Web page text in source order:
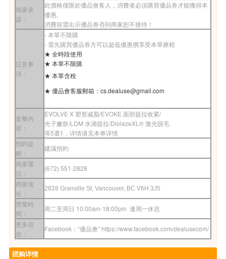
商家承
諾：
此價格僅限於優品會客人，消費者必須購買優品券才能獲得本
優惠,
消費前需出示優品券否則商家恕不接待！
註意事
項：
-本單不限購
- 需先購買優品券方可以超低優惠價享受本單療程
★ 全時段使用
★ 本單不限購
★ 本單含稅
★ 優品會客服郵箱： cs.dealuse@gmail.com
套餐內
容：
EVOLVE X 塑形减脂/EVOKE 面部提拉收紧/
光子嫩肤/LDM 水滴提拉/DiolazeXL® 激光脱毛
等5選1，详情请见本单详情
預約提
醒：
建議預約
商家電
話：
(672) 551-2828
商家地
址：
2828 Granville St, Vancouver, BC V6H 3J5
營業時
間：
周二至周日 10:00am-18:00pm 逢周一休息
更多信
息：
Facebook：“優品會” https://www.facebook.com/dealusecom/
团购详情